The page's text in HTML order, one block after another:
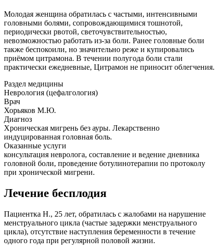
Молодая женщина обратилась с частыми, интенсивными
головными болями, сопровождающимися тошнотой,
периодически рвотой, светочувствительностью,
невозможностью работать из-за боли. Ранее головные боли
также беспокоили, но значительно реже и купировались
приёмом цитрамона. В течении полугода боли стали
практически ежедневные, Цитрамон не приносит облегчения.
Раздел медицины
Неврология (цефалгология)
Врач
Хорьяков М.Ю.
Диагноз
Хроническая мигрень без ауры. Лекарственно
индуцированная головная боль.
Оказанные услуги
консультация невролога, составление и ведение дневника
головной боли, проведение ботулинотерапии по протоколу
при хронической мигрени.
Лечение бесплодия
Пациентка Н., 25 лет, обратилась с жалобами на нарушение
менструального цикла (частые задержки менструального
цикла), отсутствие наступления беременности в течение
одного года при регулярной половой жизни.